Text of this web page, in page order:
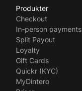
Produkter
Checkout
In-person payments
Split Payout
Loyalty
Gift Cards
Quickr (KYC)
MyDintero